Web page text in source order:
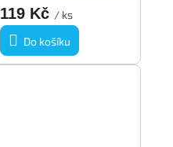
119 Kč / ks
Do košíku